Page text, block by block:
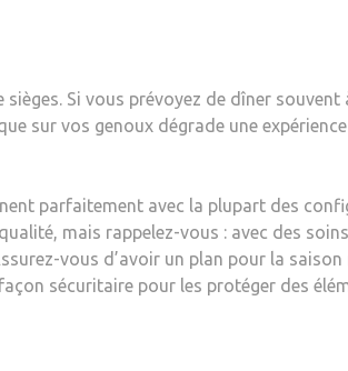
Si vous prévoyez de dîner souvent
sur vos genoux dégrade une
parfaitement avec la plupart des
mais rappelez-vous : avec des
vous d’avoir un plan pour la saison
sécuritaire pour les protéger des